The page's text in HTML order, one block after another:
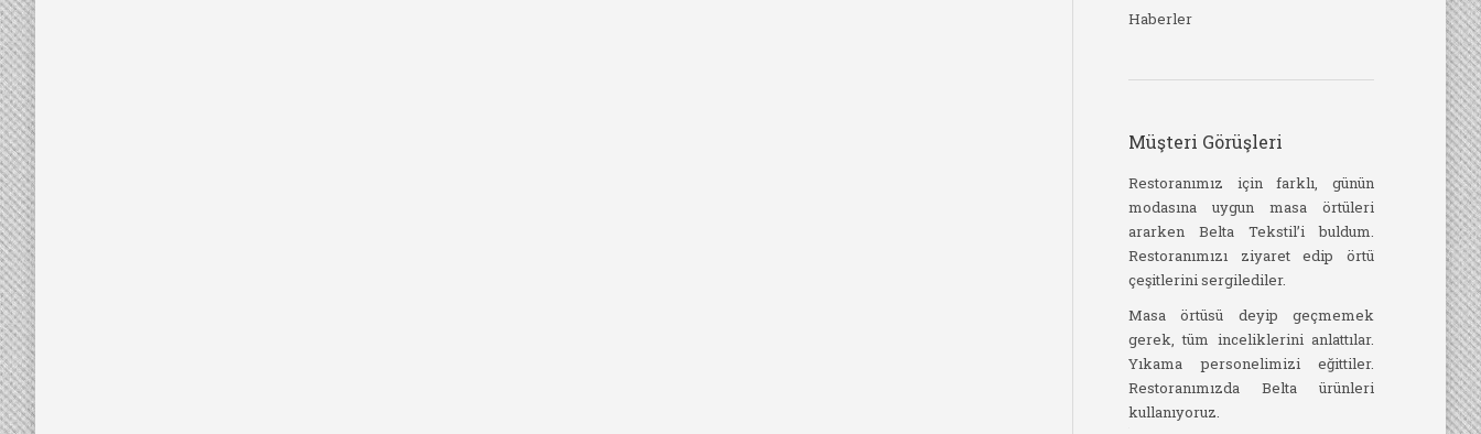
Haberler
Müşteri Görüşleri
Restoranımız için farklı, günün
modasına uygun masa örtüleri
ararken Belta Tekstil’i buldum.
Restoranımızı ziyaret edip örtü
çeşitlerini sergilediler.
Masa örtüsü deyip geçmemek
gerek, tüm inceliklerini anlattılar.
Yıkama personelimizi eğittiler.
Restoranımızda Belta ürünleri
kullanıyoruz.
Belta
Telefonda
samimi ve
benimle
kalktım
siparişini
diktiler,
hazırlayıp
Örtülerim